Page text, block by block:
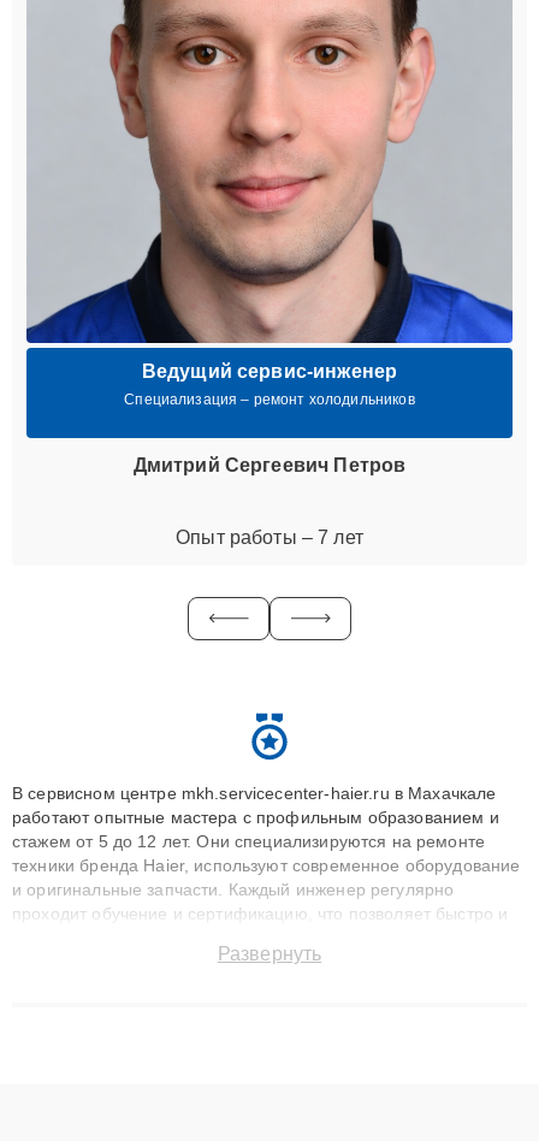
Ведущий сервис-инженер
Специализация – ремонт холодильников
Дмитрий Сергеевич Петров
Опыт работы – 7 лет
В сервисном центре mkh.servicecenter-haier.ru в Махачкале
работают опытные мастера с профильным образованием и
стажем от 5 до 12 лет. Они специализируются на ремонте
техники бренда Haier, используют современное оборудование
и оригинальные запчасти. Каждый инженер регулярно
проходит обучение и сертификацию, что позволяет быстро и
сохранением гарантии до 3 лет. Наши мастера решают
Развернуть